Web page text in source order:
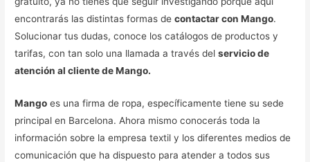
encontrarás las distintas formas decontactar con Mango.
Solucionar tus dudas, conoce los catálogos de productos y
tarifas, con tan solo una llamada a través delservicio de
atención al cliente de Mango.
Mango es una firma de ropa, específicamente tiene su sede
principal en Barcelona. Ahora mismo conocerás toda la
información sobre la empresa textil y los diferentes medios de
comunicación que ha dispuesto para atender a todos sus